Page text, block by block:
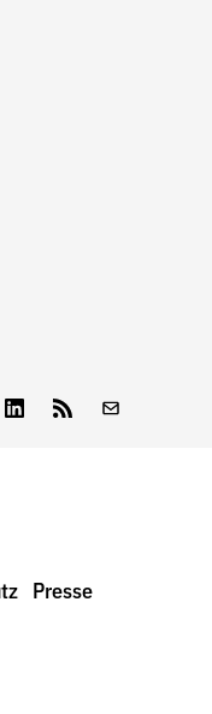
LinkedInFeed
Presse